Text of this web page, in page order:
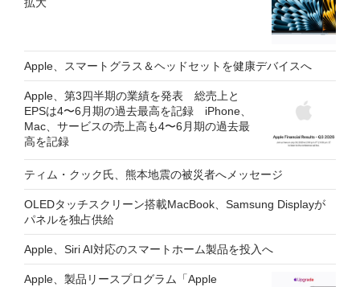
Apple、スマートグラス＆ヘッドセットを健康デバイスへ
Apple、第3四半期の業績を発表 総売上と
EPSは4〜6月期の過去最高を記録 iPhone、
Mac、サービスの売上高も4〜6月期の過去最
高を記録
ティム・クック氏、熊本地震の被災者へメッセージ
OLEDタッチスクリーン搭載MacBook、Samsung Displayが
パネルを独占供給
Apple、Siri AI対応のスマートホーム製品を投入へ
Apple、製品リースプログラム「Apple